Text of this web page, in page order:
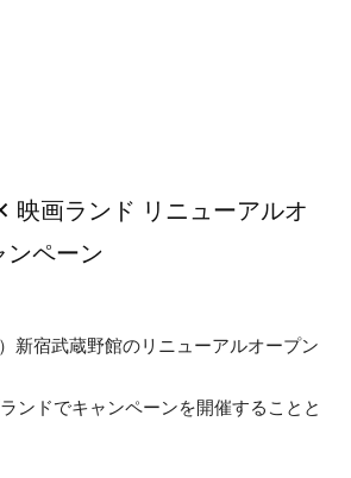
映画ランド リニューアルオ
ンペーン
新宿武蔵野館のリニューアルオープン
ンドでキャンペーンを開催することと